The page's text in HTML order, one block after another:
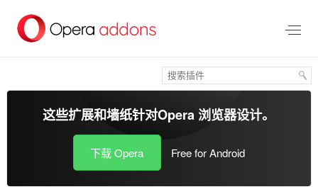
这些扩展和墙纸针对Opera 浏览器设计。
下载 Opera Free for Android